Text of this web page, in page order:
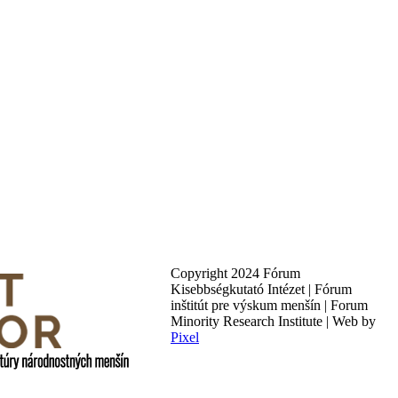
Copyright 2024 Fórum
Kisebbségkutató Intézet | Fórum
inštitút pre výskum menšín | Forum
Minority Research Institute | Web by
Pixel